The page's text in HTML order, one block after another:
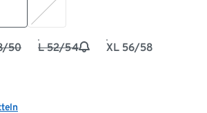
50 L 52/54 XL 56/58